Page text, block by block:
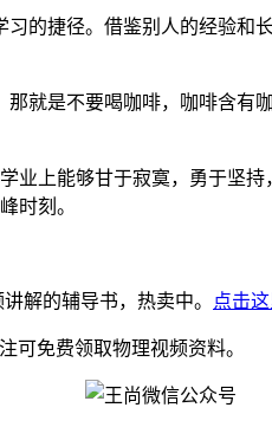
的捷径。借鉴别人的经验
就是不要喝咖啡，咖啡含
业上能够甘于寂寞，勇于坚
时刻。
解的辅导书，热卖中。 点击
可免费领取物理视频资料。